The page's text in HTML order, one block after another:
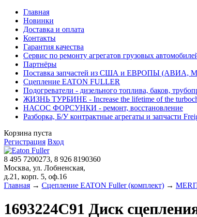
Главная
Новинки
Доставка и оплата
Контакты
Гарантия качества
Сервис по ремонту агрегатов грузовых
Партнёры
Поставка запчастей из США и ЕВРОПЫ
Сцепление EATON FULLER
Подогреватели - дизельного топлива, баков,
ЖИЗНЬ ТУРБИНЕ - Increase the lifetime of the
НАСОС ФОРСУНКИ - ремонт, восстановление
Разборка, Б/У контрактные агрегаты и запчасти
Корзина пуста
Регистрация Вход
8 495 7200273, 8 926 8190360
Москва, ул. Лобненская,
д.21, корп. 5, оф.16
Главная → Сцепление EATON Fuller (комплект) →
1693224C91 Диск